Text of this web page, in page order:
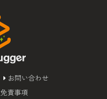
お問い合わせ
免責事項